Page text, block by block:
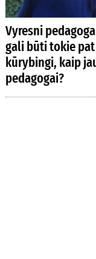
Vyresni
gali būti tokie pat
kūrybingi, kaip
pedagogai?